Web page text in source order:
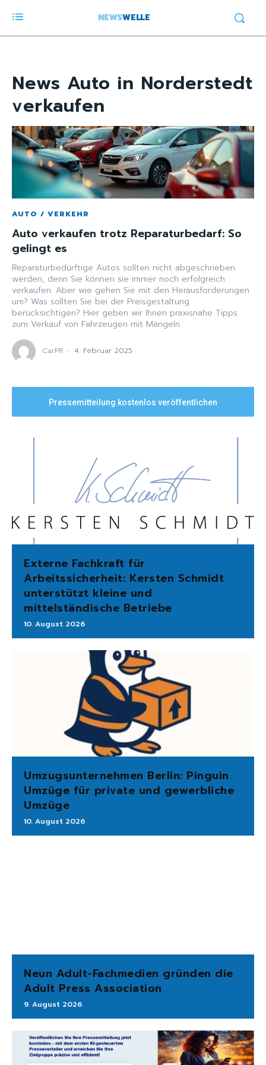
NEWSWELLE
News Auto in Norderstedt
verkaufen
AUTO / VERKEHR
Auto verkaufen trotz Reparaturbedarf: So
gelingt es
Reparaturbedürftige Autos sollten nicht abgeschrieben
werden, denn Sie können sie immer noch erfolgreich
verkaufen. Aber wie gehen Sie mit den Herausforderungen
um? Was sollten Sie bei der Preisgestaltung
berücksichtigen? Hier geben wir Ihnen praxisnahe Tipps
zum Verkauf von Fahrzeugen mit Mängeln.
CarPR - 4. Februar 2025
Pressemitteilung kostenlos veröffentlichen
Externe Fachkraft für
Arbeitssicherheit: Kersten Schmidt
unterstützt kleine und
mittelständische Betriebe
10. August 2026
Umzugsunternehmen Berlin: Pinguin
Umzüge für private und gewerbliche
Umzüge
10. August 2026
Neun Adult-Fachmedien gründen die
Adult Press Association
9. August 2026